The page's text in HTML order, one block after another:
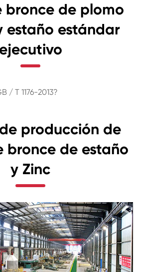
bronce de plomo
estaño estándar
ejecutivo
/ T 1176-2013?
producción de
bronce de estaño
y Zinc